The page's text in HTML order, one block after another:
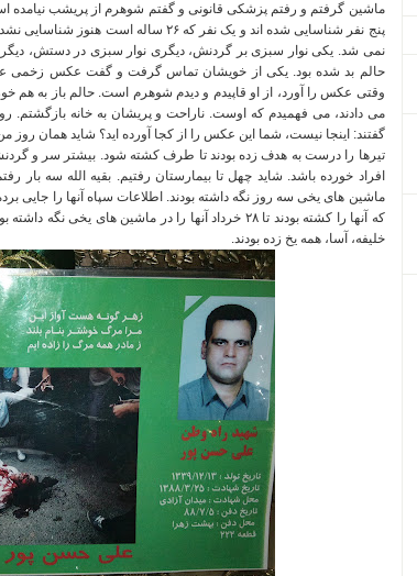
ماشین گرفتم و رفتم پزشکی قانونی و گفتم شوهرم از پریشب نیامده
پنج نفر شناسایی شده اند و یک نفر که ۲۶ ساله است هنوز شناسایی نشده است
نمی شد. یکی نوار سبزی بر گردنش، دیگری نوار سبزی در دستش،
حالم بد شده بود.یکی از خویشان تماس گرفت و گفت عکس زخمی
وقتی عکس را آورد، از او قاپیدم و دیدم شوهرم است.حالم باز به هم
می دادند، می فهمیدم که اوست. ناراحت و پریشان به خانه بازگشتم.
گفتند: اینجا نیست، شما این عکس را از کجا آورده اید؟ شاید همان روز
تیرها را درست به هدف زده بودند تا طرف کشته شود. بیشتر سر و
افراد خورده باشد. شاید چهل تا بیمارستان رفتیم. بقیه الله سه بار
ماشین های یخی سه روز نگه داشته بودند. اطلاعات سپاه آنها را جایی
که آنها را کشته بودند تا ۲۸ خرداد آنها را در ماشین های یخی نگه داشته بودند
خلیفه، آسا، همه یخ زده بودند.